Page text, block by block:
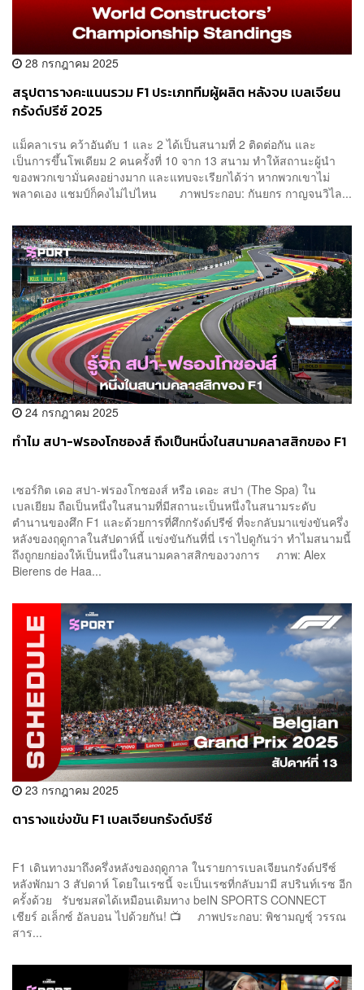
28 กรกฎาคม 2025
สรุปตารางคะแนนรวม F1 ประเภททีมผู้ผลิต หลังจบ เบลเจียน
กรังด์ปรีซ์ 2025
แม็คลาเรน คว้าอันดับ 1 และ 2 ได้เป็นสนามที่ 2 ติดต่อกัน และ
เป็นการขึ้นโพเดียม 2 คนครั้งที่ 10 จาก 13 สนาม ทำให้สถานะผู้นำ
ของพวกเขามั่นคงอย่างมาก และแทบจะเรียกได้ว่า หากพวกเขาไม่
พลาดเอง แชมป์ก็คงไม่ไปไหน ภาพประกอบ: กันยกร กาญจนวิไล...
24 กรกฎาคม 2025
ทำไม สปา-ฟรองโกชองส์ ถึงเป็นหนึ่งในสนามคลาสสิกของ F1
เซอร์กิต เดอ สปา-ฟรองโกชองส์ หรือ เดอะ สปา (The Spa) ใน
เบลเยียม ถือเป็นหนึ่งในสนามที่มีสถานะเป็นหนึ่งในสนามระดับ
ตำนานของศึก F1 และด้วยการที่ศึกกรังด์ปรีซ์ ที่จะกลับมาแข่งขันครึ่ง
หลังของฤดูกาลในสัปดาห์นี้ แข่งขันกันที่นี่ เราไปดูกันว่า ทำไมสนามนี้
ถึงถูกยกย่องให้เป็นหนึ่งในสนามคลาสสิกของวงการ ภาพ: Alex
Bierens de Haa...
23 กรกฎาคม 2025
ตารางแข่งขัน F1 เบลเจียนกรังด์ปรีซ์
F1 เดินทางมาถึงครึ่งหลังของฤดูกาล ในรายการเบลเจียนกรังด์ปรีซ์
หลังพักมา 3 สัปดาห์ โดยในเรซนี้ จะเป็นเรซที่กลับมามี สปรินท์เรซ อีก
ครั้งด้วย รับชมสดได้เหมือนเดิมทาง beIN SPORTS CONNECT
เชียร์ อเล็กซ์ อัลบอน ไปด้วยกัน! 📺 ภาพประกอบ: พิชามญชุ์ วรรณ
สาร...